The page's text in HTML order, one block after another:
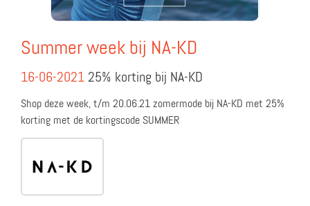
Summer week bij NA-KD
16-06-2021 25% korting bij NA-KD
Shop deze week, t/m 20.06.21 zomermode bij NA-KD met 25%
korting met de kortingscode SUMMER